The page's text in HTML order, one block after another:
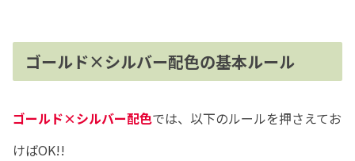
ゴールド×シルバー配色の基本ルール
ゴールド×シルバー配色では、以下のルールを押さえてお
けばOK!!